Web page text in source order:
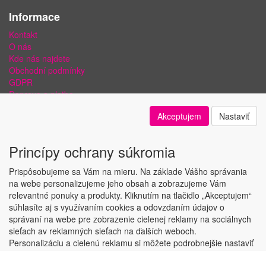
Informace
Kontakt
O nás
Kde nás najdete
Obchodní podmínky
GDPR
Doprava a platba
Copyright © ABRA Software a.s. 2018
Akceptujem Nastaviť
Princípy ochrany súkromia
Prispôsobujeme sa Vám na mieru. Na základe Vášho správania
na webe personalizujeme jeho obsah a zobrazujeme Vám
relevantné ponuky a produkty. Kliknutím na tlačidlo „Akceptujem“
súhlasíte aj s využívaním cookies a odovzdaním údajov o
správaní na webe pre zobrazenie cielenej reklamy na sociálnych
sieťach av reklamných sieťach na ďalších weboch.
Personalizáciu a cielenú reklamu si môžete podrobnejšie nastaviť